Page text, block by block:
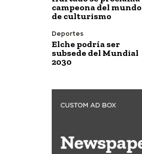
campeona del mundo
de culturismo
Deportes
Elche podría ser
subsede del Mundial
2030